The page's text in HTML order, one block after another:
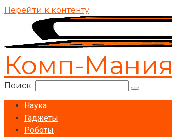
Перейти к контенту
Комп-Мания
Поиск:
Наука
Гаджеты
Роботы